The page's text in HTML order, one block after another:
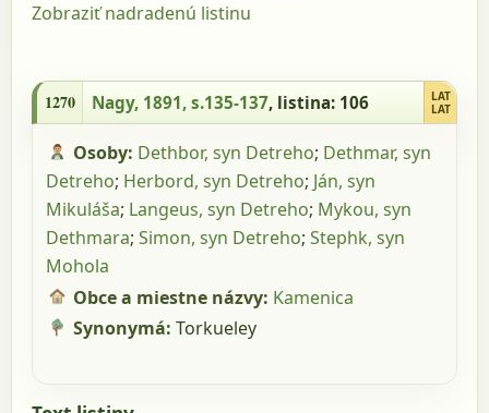
Zobraziť nadradenú listinu
1270 Nagy, 1891, s.135-137, listina: 106
LAT
LAT
Osoby: Dethbor, syn Detreho; Dethmar, syn
Detreho; Herbord, syn Detreho; Ján, syn
Mikuláša; Langeus, syn Detreho; Mykou, syn
Dethmara; Simon, syn Detreho; Stephk, syn
Mohola
Obce a miestne názvy: Kamenica
Synonymá: Torkueley